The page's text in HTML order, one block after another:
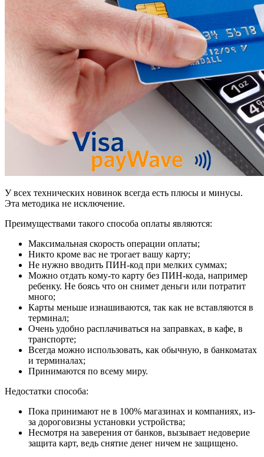
У всех технических новинок всегда есть плюсы и минусы.
Эта методика не исключение.
Преимуществами такого способа оплаты являются:
Максимальная скорость операции оплаты;
Никто кроме вас не трогает вашу карту;
Не нужно вводить ПИН-код при мелких суммах;
Можно отдать кому-то карту без ПИН-кода, например
ребенку. Не боясь что он снимет деньги или потратит
много;
Карты меньше изнашиваются, так как не вставляются в
терминал;
Очень удобно расплачиваться на заправках, в кафе, в
транспорте;
Всегда можно использовать, как обычную, в банкоматах
и терминалах;
Принимаются по всему миру.
Недостатки способа:
Пока принимают не в 100% магазинах и компаниях, из-
за дороговизны установки устройства;
Несмотря на заверения от банков, вызывает недоверие
защита карт, ведь снятие денег ничем не защищено.